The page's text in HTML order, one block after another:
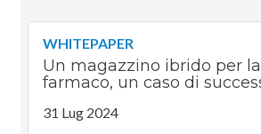
WHITEPAPER
Un magazzino ibrido per
farmaco, un caso di
31 Lug 2024